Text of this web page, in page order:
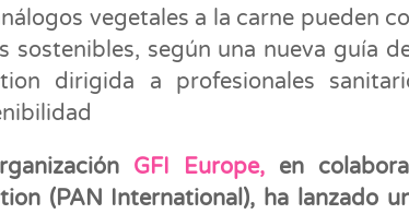
vegetales a la carne pueden
sostenibles, según una nueva guía
dirigida a profesionales
GFI Europe, en
(PAN International), ha lanzado